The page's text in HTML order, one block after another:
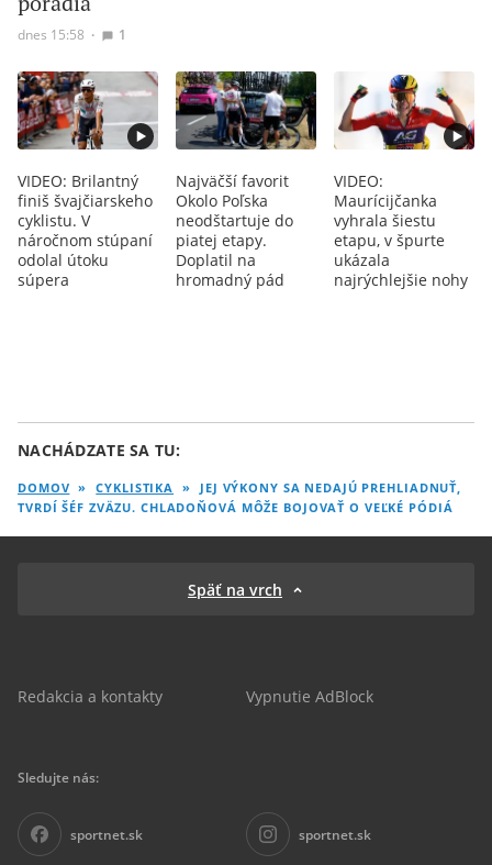
dnes 15:58 ∙ 1
VIDEO: Brilantný
finiš švajčiarskeho
cyklistu. V
náročnom stúpaní
odolal útoku
súpera
Najväčší favorit
Okolo Poľska
neodštartuje do
piatej etapy.
Doplatil na
hromadný pád
VIDEO:
Maurícijčanka
vyhrala šiestu
etapu, v špurte
ukázala
najrýchlejšie nohy
NACHÁDZATE SA TU:
DOMOV » CYKLISTIKA »
JEJ VÝKONY SA NEDAJÚ PREHLIADNUŤ,
TVRDÍ ŠÉF ZVÄZU. CHLADOŇOVÁ MÔŽE BOJOVAŤ O VEĽKÉ PÓDIÁ
Späť na vrch
Redakcia a kontakty Vypnutie AdBlock
Sledujte nás:
sportnet.sk sportnet.sk